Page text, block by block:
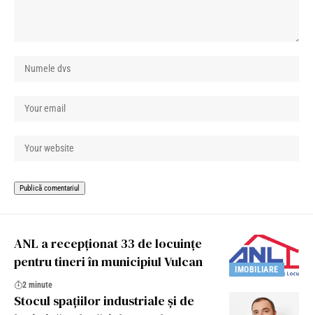
IMOBILIARE
ANL a recepţionat 33 de locuinţe
pentru tineri în municipiul Vulcan
2 minute
Stocul spațiilor industriale și de